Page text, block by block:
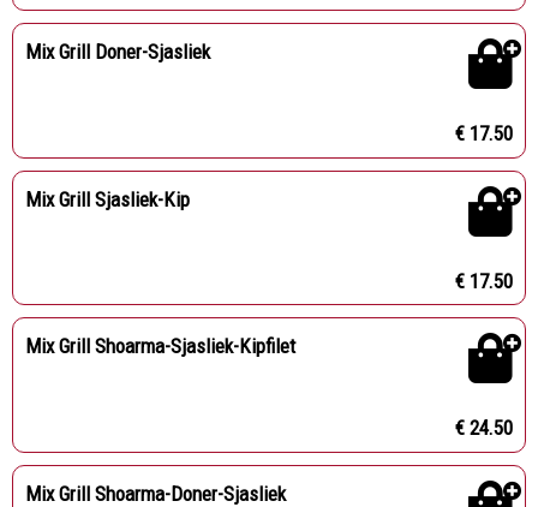
Mix Grill Doner-Sjasliek
€ 17.50
Mix Grill Sjasliek-Kip
€ 17.50
Mix Grill Shoarma-Sjasliek-Kipfilet
€ 24.50
Mix Grill Shoarma-Doner-Sjasliek